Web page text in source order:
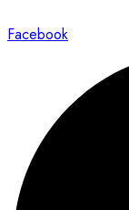
Facebook